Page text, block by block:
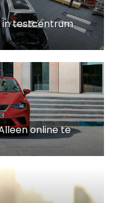
in testcentrum
online te